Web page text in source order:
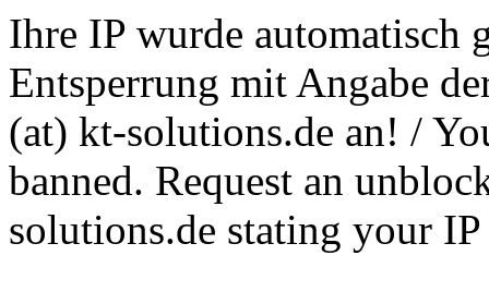
Ihre IP wurde automatisch
Entsperrung mit Angabe
(at) kt-solutions.de an! /
banned. Request an
solutions.de stating your